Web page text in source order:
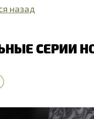
назад
СЕРИИ